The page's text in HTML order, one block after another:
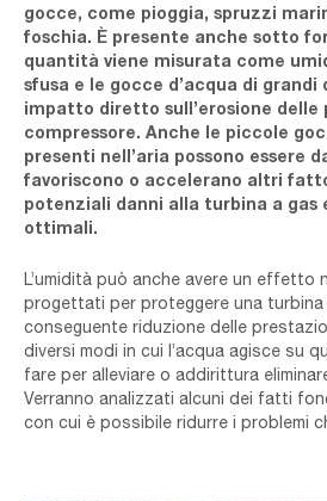
gocce, come pioggia, spruzzi
foschia. È presente anche sotto
quantità viene misurata come
sfusa e le gocce d’acqua di grandi
impatto diretto sull’erosione delle
compressore. Anche le piccole
presenti nell’aria possono essere
favoriscono o accelerano altri
potenziali danni alla turbina a gas
ottimali.
L’umidità può anche avere un effetto
progettati per proteggere una turbina
conseguente riduzione delle
diversi modi in cui l’acqua agisce su
fare per alleviare o addirittura
Verranno analizzati alcuni dei fatti
con cui è possibile ridurre i problemi